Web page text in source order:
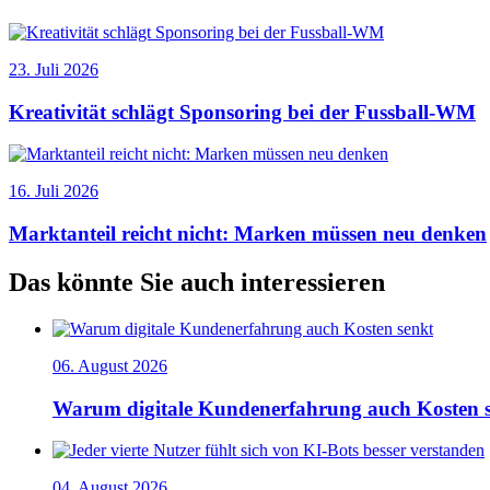
23. Juli 2026
Kreativität schlägt Sponsoring bei der Fussball-WM
16. Juli 2026
Marktanteil reicht nicht: Marken müssen neu denken
Das könnte Sie auch interessieren
06. August 2026
Warum digitale Kundenerfahrung auch Kosten